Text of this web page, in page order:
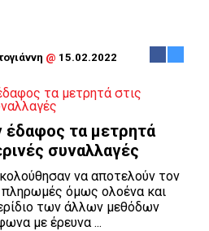
@ 15.02.2022
έδαφος τα μετρητά
συναλλαγές
να αποτελούν τον
πληρωμές όμως ολοένα και
των άλλων μεθόδων
με έρευνα ...